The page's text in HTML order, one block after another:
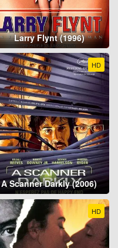
Larry Flynt (1996)
HD
A Scanner Darkly (2006)
HD